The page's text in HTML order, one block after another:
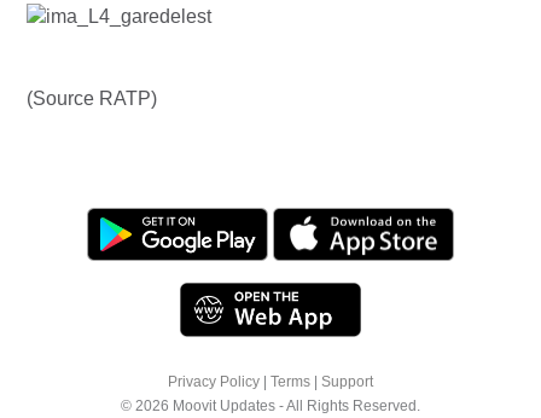
(Source RATP)
Privacy Policy | Terms | Support
© 2026 Moovit Updates - All Rights Reserved.